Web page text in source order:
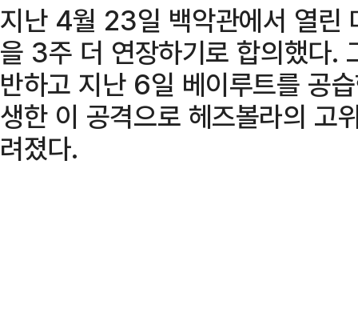
지난 4월 23일 백악관에서 열린
을 3주 더 연장하기로 합의했다.
반하고 지난 6일 베이루트를 공
생한 이 공격으로 헤즈볼라의 고
려졌다.